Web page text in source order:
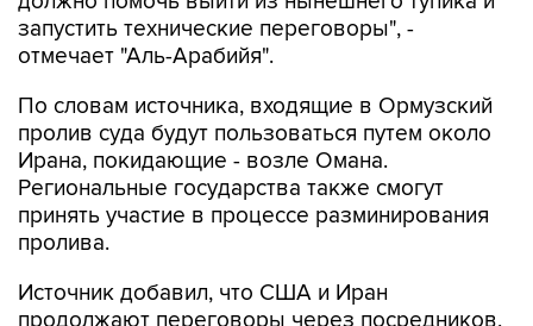
запустить технические переговоры", -
отмечает "Аль-Арабийя".
По словам источника, входящие в Ормузский
пролив суда будут пользоваться путем около
Ирана, покидающие - возле Омана.
Региональные государства также смогут
принять участие в процессе разминирования
пролива.
Источник добавил, что США и Иран